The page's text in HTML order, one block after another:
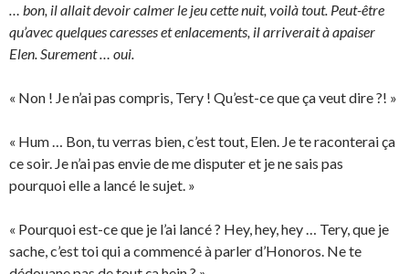
… bon, il allait devoir calmer le jeu cette nuit, voilà tout. Peut-être
qu’avec quelques caresses et enlacements, il arriverait à apaiser
Elen. Surement … oui.
« Non ! Je n’ai pas compris, Tery ! Qu’est-ce que ça veut dire ?! »
« Hum … Bon, tu verras bien, c’est tout, Elen. Je te raconterai ça
ce soir. Je n’ai pas envie de me disputer et je ne sais pas
pourquoi elle a lancé le sujet. »
« Pourquoi est-ce que je l’ai lancé ? Hey, hey, hey … Tery, que je
sache, c’est toi qui a commencé à parler d’Honoros. Ne te